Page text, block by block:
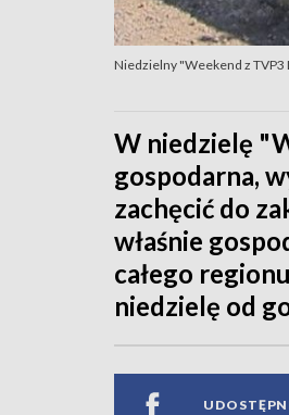
Niedzielny "Weekend z TVP3
W niedzielę
gospodarna,
zachęcić do
właśnie
całego
niedzielę od